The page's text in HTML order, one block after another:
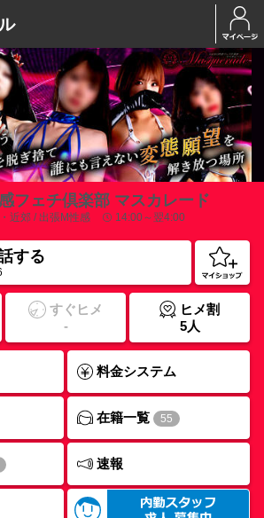
フェチ倶楽部 マスカレード
近郊 / 出張M性感 14:00～翌4:00
する
すぐヒメ
-
ヒメ割
5人
料金システム
在籍一覧 55
速報